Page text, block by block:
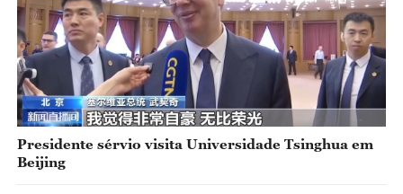
Presidente sérvio visita Universidade Tsinghua em
Beijing